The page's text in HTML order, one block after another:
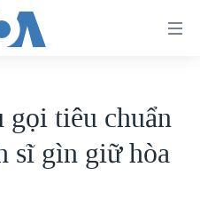
tiêu chuẩn
sĩ gìn giữ hòa